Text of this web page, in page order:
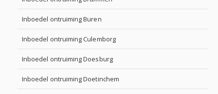
Inboedel ontruiming Buren
Inboedel ontruiming Culemborg
Inboedel ontruiming Doesburg
Inboedel ontruiming Doetinchem